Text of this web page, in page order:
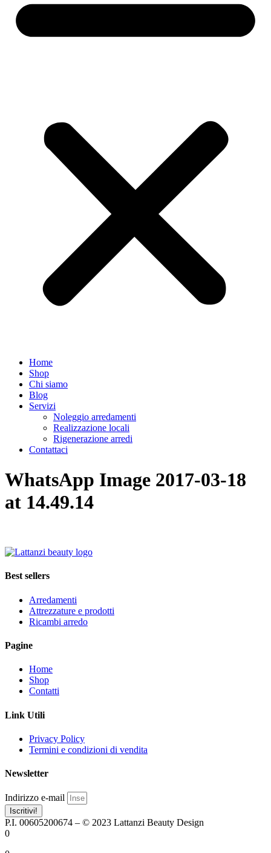
Home
Shop
Chi siamo
Blog
Servizi
Noleggio arredamenti
Realizzazione locali
Rigenerazione arredi
Contattaci
WhatsApp Image 2017-03-18
at 14.49.14
Best sellers
Arredamenti
Attrezzature e prodotti
Ricambi arredo
Pagine
Home
Shop
Contatti
Link Utili
Privacy Policy
Termini e condizioni di vendita
Newsletter
Indirizzo e-mail
Iscritivi!
P.I. 00605200674 – © 2023 Lattanzi Beauty Design
0